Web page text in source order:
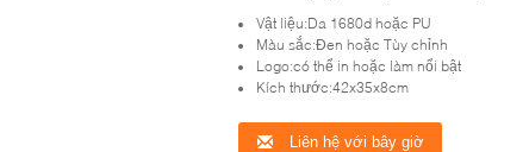
Teapot Hard Shell Case Travel Storage
Travel Case Set Tea Carrying Case
Vật liệu:Da 1680d hoặc PU
Màu sắc:Đen hoặc Tùy chỉnh
Logo:có thể in hoặc làm nổi bật
Kích thước:42x35x8cm
Liên hệ với bây giờ